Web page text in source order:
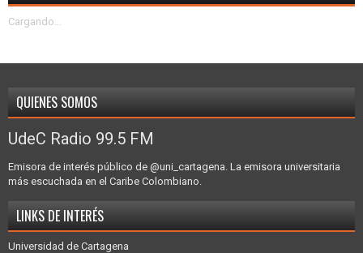
Cargando...
QUIENES SOMOS
UdeC Radio 99.5 FM
Emisora de interés público de @uni_cartagena. La emisora universitaria
más escuchada en el Caribe Colombiano.
LINKS DE INTERÉS
Universidad de Cartagena